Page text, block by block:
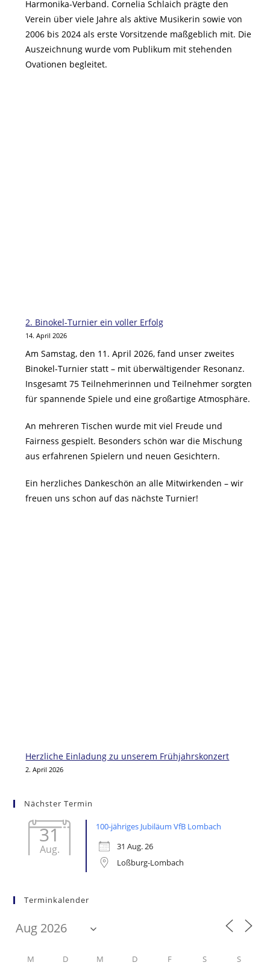
Harmonika-Verband. Cornelia Schlaich prägte den
Verein über viele Jahre als aktive Musikerin sowie von
2006 bis 2024 als erste Vorsitzende maßgeblich mit. Die
Auszeichnung wurde vom Publikum mit stehenden
Ovationen begleitet.
2. Binokel-Turnier ein voller Erfolg
14. April 2026
Am Samstag, den 11. April 2026, fand unser zweites
Binokel-Turnier statt – mit überwältigender Resonanz.
Insgesamt 75 Teilnehmerinnen und Teilnehmer sorgten
für spannende Spiele und eine großartige Atmosphäre.
An mehreren Tischen wurde mit viel Freude und
Fairness gespielt. Besonders schön war die Mischung
aus erfahrenen Spielern und neuen Gesichtern.
Ein herzliches Dankeschön an alle Mitwirkenden – wir
freuen uns schon auf das nächste Turnier!
Herzliche Einladung zu unserem Frühjahrskonzert
2. April 2026
Nächster Termin
31
Aug.
100-jähriges Jubiläum VfB Lombach
31 Aug. 26
Loßburg-Lombach
Terminkalender
M D M D F S S